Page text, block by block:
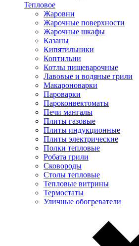
Тепловое
Жаровни
Жарочные поверхности
Жарочные шкафы
Казаны
Кипятильники
Коптильни
Котлы пищеварочные
Лавовые и водяные грили
Макароноварки
Пароварки
Пароконвектоматы
Печи мангалы
Плиты газовые
Плиты индукционные
Плиты электрические
Полки тепловые
Робата грили
Сковороды
Столы тепловые
Тепловые витрины
Термостаты
Уличные обогреватели